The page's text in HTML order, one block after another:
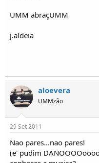
UMM abraçUMM
j.aldeia
aloevera
UMMzão
29 Set 2011
Nao pares...nao pares!
(e' pudim